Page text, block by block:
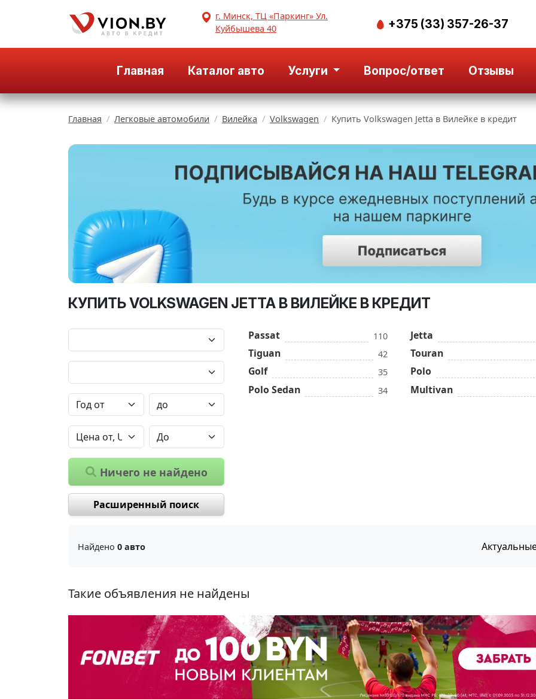
г. Минск, ТЦ «Паркинг» Ул.
Куйбышева 40
+375 (33) 357-26-37
Главная Каталог авто Услуги Вопрос/ответ Отзывы
Главная Легковые автомобили Вилейка Volkswagen Купить Volkswagen Jetta в Вилейке в кредит
КУПИТЬ VOLKSWAGEN JETTA В ВИЛЕЙКЕ В КРЕДИТ
Ничего не найдено
Расширенный поиск
Passat 110
Tiguan 42
Golf 35
Polo Sedan 34
Jetta
Touran
Polo
Multivan
Найдено 0 авто
Такие объявления не найдены